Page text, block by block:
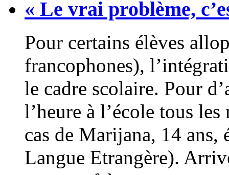
« Le vrai problème,
Pour certains élèves
francophones),
le cadre scolaire. Pour
l’heure à l’école tous
cas de Marijana, 14
Langue Etrangère).